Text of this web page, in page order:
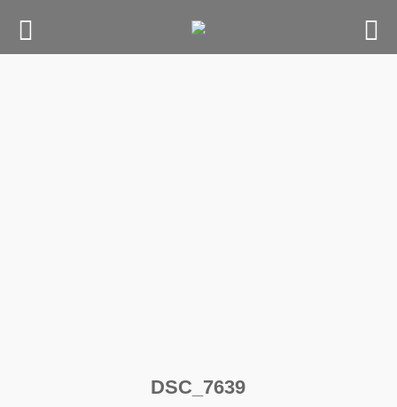
DSC_7639